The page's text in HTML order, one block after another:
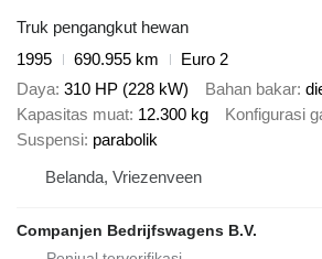
Truk pengangkut hewan
1995
690.955 km
Euro 2
Daya 310 HP (228 kW) Bahan bakar
Kapasitas muat 12.300 kg Konfigurasi
Suspensi parabolik
Belanda, Vriezenveen
Companjen Bedrijfswagens B.V.